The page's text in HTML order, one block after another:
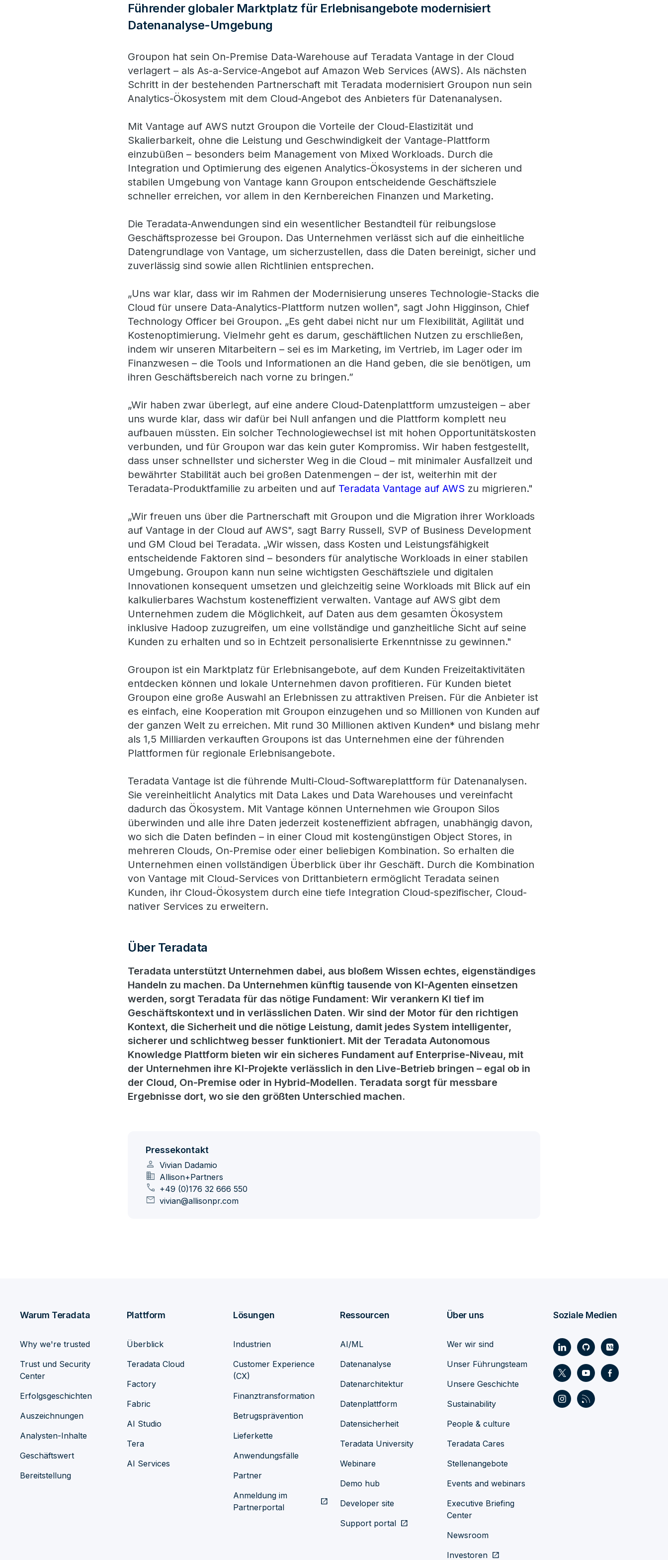
Führender globaler Marktplatz für Erlebnisangebote modernisiert
Datenanalyse-Umgebung
Groupon hat sein On-Premise Data-Warehouse auf Teradata Vantage in der Cloud
verlagert – als As-a-Service-Angebot auf Amazon Web Services (AWS). Als nächsten
Schritt in der bestehenden Partnerschaft mit Teradata modernisiert Groupon nun sein
Analytics-Ökosystem mit dem Cloud-Angebot des Anbieters für Datenanalysen.
Mit Vantage auf AWS nutzt Groupon die Vorteile der Cloud-Elastizität und
Skalierbarkeit, ohne die Leistung und Geschwindigkeit der Vantage-Plattform
einzubüßen – besonders beim Management von Mixed Workloads. Durch die
Integration und Optimierung des eigenen Analytics-Ökosystems in der sicheren und
stabilen Umgebung von Vantage kann Groupon entscheidende Geschäftsziele
schneller erreichen, vor allem in den Kernbereichen Finanzen und Marketing.
Die Teradata-Anwendungen sind ein wesentlicher Bestandteil für reibungslose
Geschäftsprozesse bei Groupon. Das Unternehmen verlässt sich auf die einheitliche
Datengrundlage von Vantage, um sicherzustellen, dass die Daten bereinigt, sicher und
zuverlässig sind sowie allen Richtlinien entsprechen.
„Uns war klar, dass wir im Rahmen der Modernisierung unseres Technologie-Stacks die
Cloud für unsere Data-Analytics-Plattform nutzen wollen", sagt John Higginson, Chief
Technology Officer bei Groupon. „Es geht dabei nicht nur um Flexibilität, Agilität und
Kostenoptimierung. Vielmehr geht es darum, geschäftlichen Nutzen zu erschließen,
indem wir unseren Mitarbeitern – sei es im Marketing, im Vertrieb, im Lager oder im
Finanzwesen – die Tools und Informationen an die Hand geben, die sie benötigen, um
ihren Geschäftsbereich nach vorne zu bringen.”
„Wir haben zwar überlegt, auf eine andere Cloud-Datenplattform umzusteigen – aber
uns wurde klar, dass wir dafür bei Null anfangen und die Plattform komplett neu
aufbauen müssten. Ein solcher Technologiewechsel ist mit hohen Opportunitätskosten
verbunden, und für Groupon war das kein guter Kompromiss. Wir haben festgestellt,
dass unser schnellster und sicherster Weg in die Cloud – mit minimaler Ausfallzeit und
bewährter Stabilität auch bei großen Datenmengen – der ist, weiterhin mit der
Teradata-Produktfamilie zu arbeiten und auf Teradata Vantage auf AWS zu migrieren."
„Wir freuen uns über die Partnerschaft mit Groupon und die Migration ihrer Workloads
auf Vantage in der Cloud auf AWS", sagt Barry Russell, SVP of Business Development
und GM Cloud bei Teradata. „Wir wissen, dass Kosten und Leistungsfähigkeit
entscheidende Faktoren sind – besonders für analytische Workloads in einer stabilen
Umgebung. Groupon kann nun seine wichtigsten Geschäftsziele und digitalen
Innovationen konsequent umsetzen und gleichzeitig seine Workloads mit Blick auf ein
kalkulierbares Wachstum kosteneffizient verwalten. Vantage auf AWS gibt dem
Unternehmen zudem die Möglichkeit, auf Daten aus dem gesamten Ökosystem
inklusive Hadoop zuzugreifen, um eine vollständige und ganzheitliche Sicht auf seine
Kunden zu erhalten und so in Echtzeit personalisierte Erkenntnisse zu gewinnen."
Groupon ist ein Marktplatz für Erlebnisangebote, auf dem Kunden Freizeitaktivitäten
entdecken können und lokale Unternehmen davon profitieren. Für Kunden bietet
Groupon eine große Auswahl an Erlebnissen zu attraktiven Preisen. Für die Anbieter ist
es einfach, eine Kooperation mit Groupon einzugehen und so Millionen von Kunden auf
der ganzen Welt zu erreichen. Mit rund 30 Millionen aktiven Kunden* und bislang mehr
als 1,5 Milliarden verkauften Groupons ist das Unternehmen eine der führenden
Plattformen für regionale Erlebnisangebote.
Teradata Vantage ist die führende Multi-Cloud-Softwareplattform für Datenanalysen.
Sie vereinheitlicht Analytics mit Data Lakes und Data Warehouses und vereinfacht
dadurch das Ökosystem. Mit Vantage können Unternehmen wie Groupon Silos
überwinden und alle ihre Daten jederzeit kosteneffizient abfragen, unabhängig davon,
wo sich die Daten befinden – in einer Cloud mit kostengünstigen Object Stores, in
mehreren Clouds, On-Premise oder einer beliebigen Kombination. So erhalten die
Unternehmen einen vollständigen Überblick über ihr Geschäft. Durch die Kombination
von Vantage mit Cloud-Services von Drittanbietern ermöglicht Teradata seinen
Kunden, ihr Cloud-Ökosystem durch eine tiefe Integration Cloud-spezifischer, Cloud-
nativer Services zu erweitern.
Über Teradata
Teradata unterstützt Unternehmen dabei, aus bloßem Wissen echtes, eigenständiges
Handeln zu machen. Da Unternehmen künftig tausende von KI-Agenten einsetzen
werden, sorgt Teradata für das nötige Fundament: Wir verankern KI tief im
Geschäftskontext und in verlässlichen Daten. Wir sind der Motor für den richtigen
Kontext, die Sicherheit und die nötige Leistung, damit jedes System intelligenter,
sicherer und schlichtweg besser funktioniert. Mit der Teradata Autonomous
Knowledge Plattform bieten wir ein sicheres Fundament auf Enterprise-Niveau, mit
der Unternehmen ihre KI-Projekte verlässlich in den Live-Betrieb bringen – egal ob in
der Cloud, On-Premise oder in Hybrid-Modellen. Teradata sorgt für messbare
Ergebnisse dort, wo sie den größten Unterschied machen.
Pressekontakt
person Vivian Dadamio
domain Allison+Partners
call +49 (0)176 32 666 550
mail vivian@allisonpr.com
Warum Teradata
Why we're trusted
Trust und Security
Center
Erfolgsgeschichten
Auszeichnungen
Analysten-Inhalte
Geschäftswert
Bereitstellung
Plattform
Überblick
Teradata Cloud
Factory
Fabric
AI Studio
Tera
AI Services
Lösungen
Industrien
Customer Experience
(CX)
Finanztransformation
Betrugsprävention
Lieferkette
Anwendungsfälle
Partner
Anmeldung im
Partnerportal
open_in_new
Ressourcen
AI/ML
Datenanalyse
Datenarchitektur
Datenplattform
Datensicherheit
Teradata University
Webinare
Demo hub
Developer site
Support portal open_in_new
Über uns
Wer wir sind
Unser Führungsteam
Unsere Geschichte
Sustainability
People & culture
Teradata Cares
Stellenangebote
Events and webinars
Executive Briefing
Center
Newsroom
Investoren open_in_new
Soziale Medien